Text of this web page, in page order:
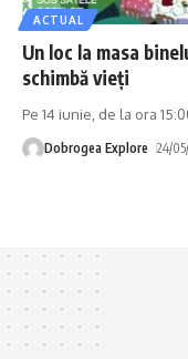
ACTUAL
Un loc la masa
schimbă vieți
Pe 14 iunie, de la ora
Dobrogea Explore 24/